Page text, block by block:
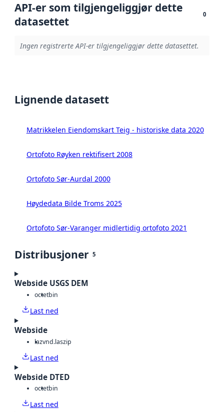
API-er som tilgjengeliggjør dette
datasettet
0
Ingen registrerte API-er tilgjengeliggjør dette datasettet.
Lignende datasett
Matrikkelen Eiendomskart Teig - historiske data 2020
Ortofoto Røyken rektifisert 2008
Ortofoto Sør-Aurdal 2000
Høydedata Bilde Troms 2025
Ortofoto Sør-Varanger midlertidig ortofoto 2021
Distribusjoner 5
Webside USGS DEM
octetbin
Last ned
Webside
lazvnd.laszip
Last ned
Webside DTED
octetbin
Last ned